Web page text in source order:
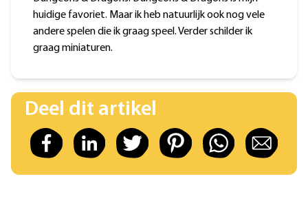
huidige favoriet. Maar ik heb natuurlijk ook nog vele
andere spelen die ik graag speel. Verder schilder ik
graag miniaturen.
Deel dit artikel